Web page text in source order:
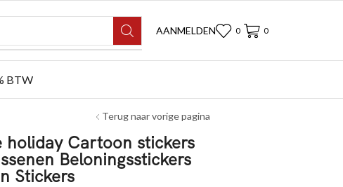
AANMELDEN 0 0
BTW
Terug naar vorige pagina
holiday Cartoon stickers
Beloningsstickers
Stickers